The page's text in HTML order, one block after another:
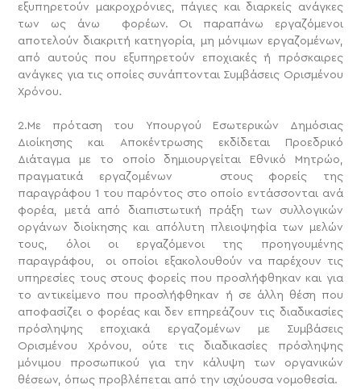
εξυπηρετούν μακροχρόνιες, πάγιες και διαρκείς ανάγκες
των ως άνω φορέων. Οι παραπάνω εργαζόμενοι
αποτελούν διακριτή κατηγορία, μη μόνιμων εργαζομένων,
από αυτούς που εξυπηρετούν εποχιακές ή πρόσκαιρες
ανάγκες για τις οποίες συνάπτονται Συμβάσεις Ορισμένου
Χρόνου.
2.Με πρόταση του Υπουργού Εσωτερικών Δημόσιας
Διοίκησης και Αποκέντρωσης εκδίδεται Προεδρικό
Διάταγμα με το οποίο δημιουργείται Εθνικό Μητρώο,
πραγματικά εργαζομένων στους φορείς της
παραγράφου 1 του παρόντος στο οποίο εντάσσονται ανά
φορέα, μετά από διαπιστωτική πράξη των συλλογικών
οργάνων διοίκησης και απόλυτη πλειοψηφία των μελών
τους, όλοι οι εργαζόμενοι της προηγουμένης
παραγράφου, οι οποίοι εξακολουθούν να παρέχουν τις
υπηρεσίες τους στους φορείς που προσλήφθηκαν και για
το αντικείμενο που προσλήφθηκαν ή σε άλλη θέση που
αποφασίζει ο φορέας και δεν επηρεάζουν τις διαδικασίες
πρόσληψης εποχιακά εργαζομένων με Συμβάσεις
Ορισμένου Χρόνου, ούτε τις διαδικασίες πρόσληψης
μόνιμου προσωπικού για την κάλυψη των οργανικών
θέσεων, όπως προβλέπεται από την ισχύουσα νομοθεσία.